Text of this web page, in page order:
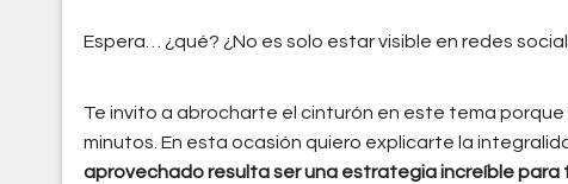
Espera… ¿qué? ¿No es solo estar visible en redes
Te invito a abrocharte el cinturón en este tema
minutos. En esta ocasión quiero explicarte la
aprovechado resulta ser una estrategia increíble